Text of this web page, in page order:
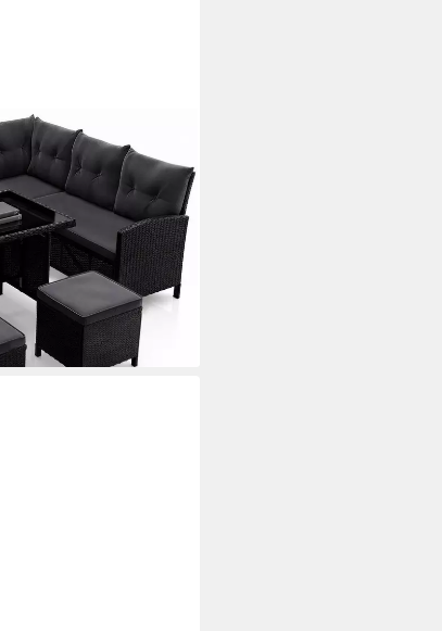
Polyrattan
Garten-Tisch und 2